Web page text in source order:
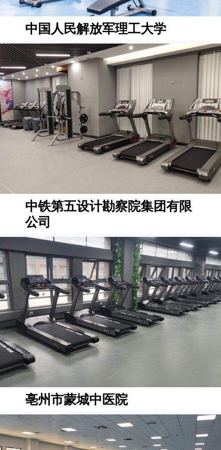
中国人民解放军理工大学
中铁第五设计勘察院集团有限
公司
亳州市蒙城中医院